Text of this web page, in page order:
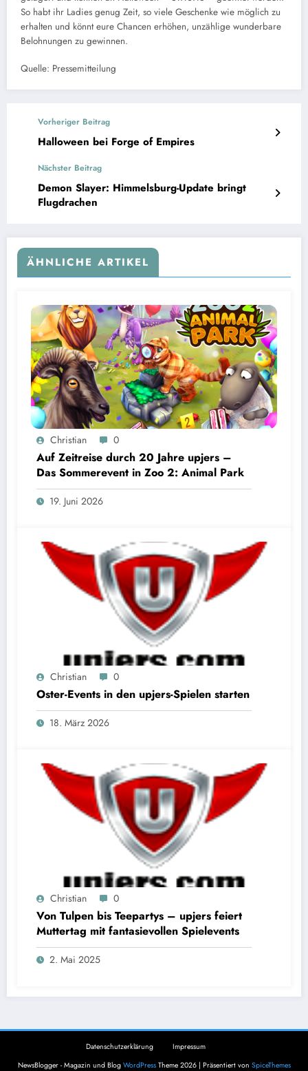
So habt ihr Ladies genug Zeit, so viele Geschenke wie möglich zu
erhalten und könnt eure Chancen erhöhen, unzählige wunderbare
Belohnungen zu gewinnen.
Quelle: Pressemitteilung
Vorheriger Beitrag
Halloween bei Forge of Empires
Nächster Beitrag
Demon Slayer: Himmelsburg-Update bringt
Flugdrachen
ÄHNLICHE ARTIKEL
Christian 0
Auf Zeitreise durch 20 Jahre upjers –
Das Sommerevent in Zoo 2: Animal Park
19. Juni 2026
Christian 0
Oster-Events in den upjers-Spielen starten
18. März 2026
Christian 0
Von Tulpen bis Teepartys – upjers feiert
Muttertag mit fantasievollen Spielevents
2. Mai 2025
Datenschutzerklärung
Impressum
NewsBlogger - Magazin und Blog WordPressTheme 2026 | Präsentiert von SpiceThemes